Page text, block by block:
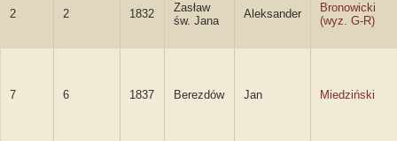
2 2 1832
Zasław
św. Jana
Aleksander
Bronowicki
(wyz. G-R)
7 6 1837 Berezdów Jan Miedziński